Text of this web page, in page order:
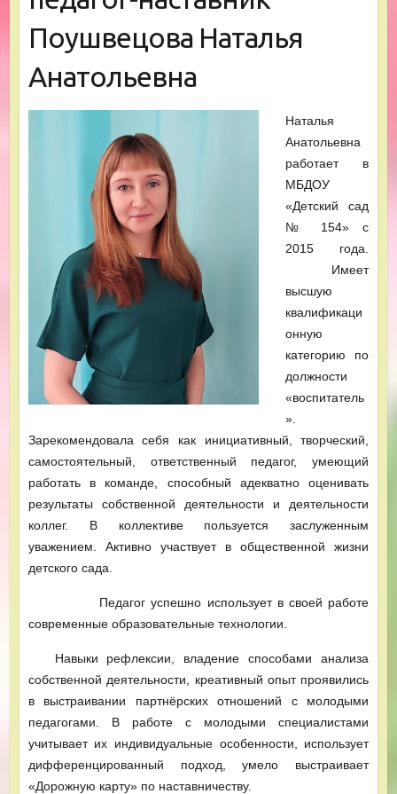
Поушвецова Наталья
Анатольевна
Наталья
Анатольевна
работает в
МБДОУ
«Детский сад
№ 154» с
2015 года.
Имеет
высшую
квалификаци
онную
категорию по
должности
«воспитатель
».
Зарекомендовала себя как инициативный, творческий,
самостоятельный, ответственный педагог, умеющий
работать в команде, способный адекватно оценивать
результаты собственной деятельности и деятельности
коллег. В коллективе пользуется заслуженным
уважением. Активно участвует в общественной жизни
детского сада.
Педагог успешно использует в своей работе
современные образовательные технологии.
Навыки рефлексии, владение способами анализа
собственной деятельности, креативный опыт проявились
в выстраивании партнёрских отношений с молодыми
педагогами. В работе с молодыми специалистами
учитывает их индивидуальные особенности, использует
дифференцированный подход, умело выстраивает
«Дорожную карту» по наставничеству.